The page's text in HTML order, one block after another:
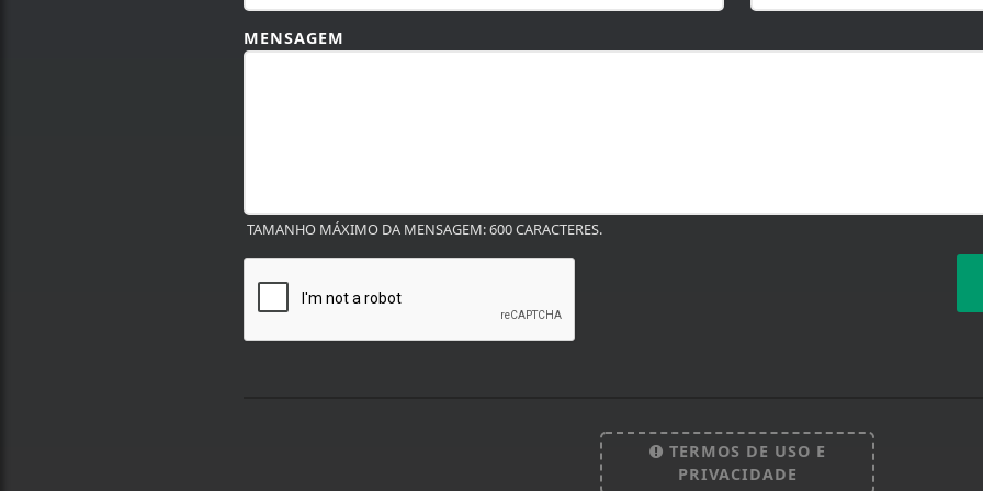
MENSAGEM
TAMANHO MÁXIMO DA MENSAGEM: 600 CARACTERES.
TERMOS DE USO E
PRIVACIDADE